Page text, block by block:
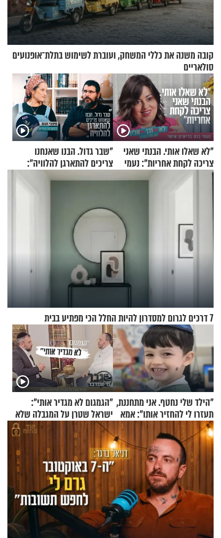
קובה משנה את כללי המשחק, ועוברת לשימוש בתלת־אופנועים
סולאריים
"לא שאלו אותי. הבנתי שאני
צריכה לקחת אחריות": נעמי
בנט בריאיון אישי
"שבר גדול. הבנו שאנחנו
צריכים להתארגן להלוויה":
זוגיות במבחן, הפעם עם מרים
7 דרכים לגרום למסדרון להיות החלל הכי מפתיע בבית
"הילד שלי נחטף. אני מתחננת,
תעזרו לי להחזיר אותו": אמא
של יובל בן ה-4 בריאיון דומע
"הגמגום לא מגדיר אותי":
ישראל שטרן על המגבלה שלא
עוצרת אותו